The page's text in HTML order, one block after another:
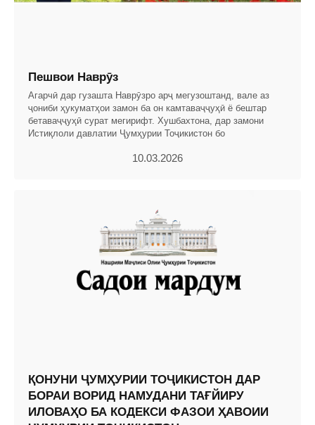
Пешвои Наврӯз
Агарчӣ дар гузашта Наврӯзро арҷ мегузоштанд, вале аз
ҷониби ҳукуматҳои замон ба он камтаваҷҷуҳӣ ё бештар
бетаваҷҷуҳӣ сурат мегирифт. Хушбахтона, дар замони
Истиқлоли давлатии Ҷумҳурии Тоҷикистон бо
10.03.2026
ҚОНУНИ ҶУМҲУРИИ ТОҶИКИСТОН ДАР
БОРАИ ВОРИД НАМУДАНИ ТАҒЙИРУ
ИЛОВАҲО БА КОДЕКСИ ФАЗОИ ҲАВОИИ